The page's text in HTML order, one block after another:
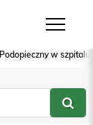
Podopieczny w szpitalu